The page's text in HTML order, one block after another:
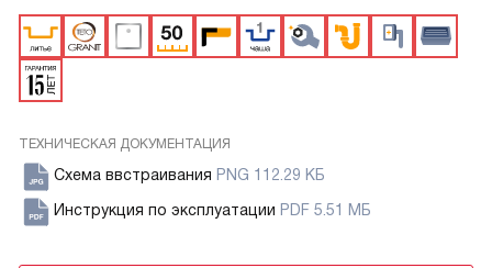
ТЕХНИЧЕСКАЯ ДОКУМЕНТАЦИЯ
Схема ввстраивания PNG 112.29 КБ
Инструкция по эксплуатации PDF 5.51 МБ